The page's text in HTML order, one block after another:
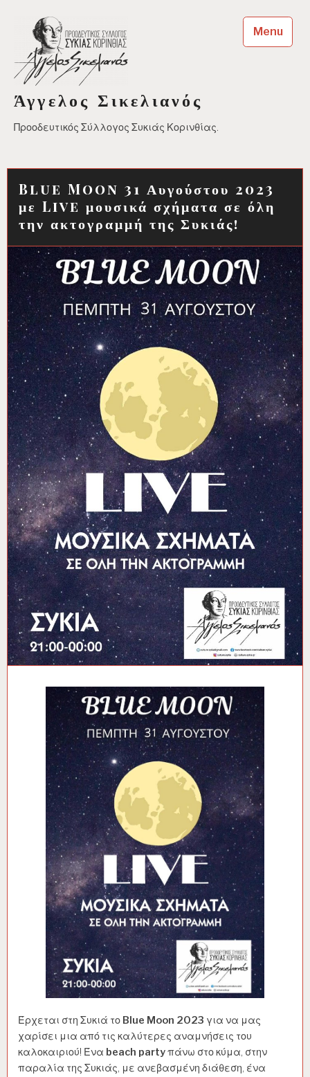
content
Άγγελος Σικελιανός
Προοδευτικός Σύλλογος Συκιάς Κορινθίας.
Menu
Blue Moon 31 Αυγούστου 2023
με Live μουσικά σχήματα σε όλη
την ακτογραμμή της Συκιάς!
Έρχεται στη Συκιά το Blue Moon 2023 για να μας
χαρίσει μια από τις καλύτερες αναμνήσεις του
καλοκαιριού! Ένα beach partyπάνω στο κύμα, στην
παραλία της Συκιάς, με ανεβασμένη διάθεση, ένα